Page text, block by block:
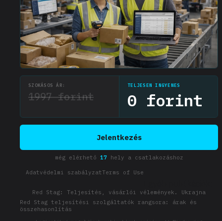
SZOKÁSOS ÁR:
1997 forint
TELJESEN INGYENES
0 forint
Jelentkezés
még elérhető 17hely a csatlakozáshoz
Adatvédelmi szabályzatTerms of Use
Red Stag: Teljesítés, vásárlói vélemények. Ukrajna
Red Stag teljesítési szolgáltatók rangsora: árak és
összehasonlítás